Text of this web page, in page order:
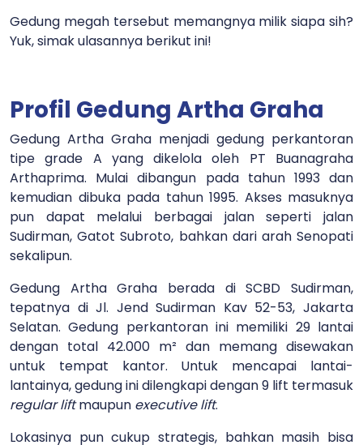
Gedung megah tersebut memangnya milik siapa sih?
Yuk, simak ulasannya berikut ini!
Profil Gedung Artha Graha
Gedung Artha Graha menjadi gedung perkantoran
tipe grade A yang dikelola oleh PT Buanagraha
Arthaprima. Mulai dibangun pada tahun 1993 dan
kemudian dibuka pada tahun 1995. Akses masuknya
pun dapat melalui berbagai jalan seperti jalan
Sudirman, Gatot Subroto, bahkan dari arah Senopati
sekalipun.
Gedung Artha Graha berada di SCBD Sudirman,
tepatnya di Jl. Jend Sudirman Kav 52-53, Jakarta
Selatan. Gedung perkantoran ini memiliki 29 lantai
dengan total 42.000 m² dan memang disewakan
untuk tempat kantor. Untuk mencapai lantai-
lantainya, gedung ini dilengkapi dengan 9 lift termasuk
regular liftmaupun executive lift.
Lokasinya pun cukup strategis, bahkan masih bisa